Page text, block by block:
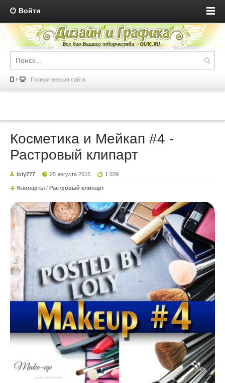
Войти
Полная версия сайта
Косметика и Мейкап #4 -
Растровый клипарт
loly777 25 августа 2016 1 039
Клипарты / Растровый клипарт